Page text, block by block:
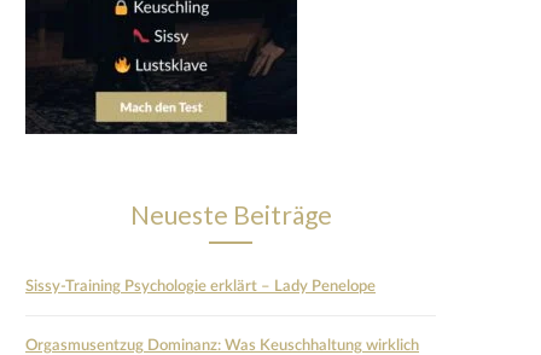
Neueste Beiträge
Sissy-Training Psychologie erklärt – Lady Penelope
Orgasmusentzug Dominanz: Was Keuschhaltung wirklich